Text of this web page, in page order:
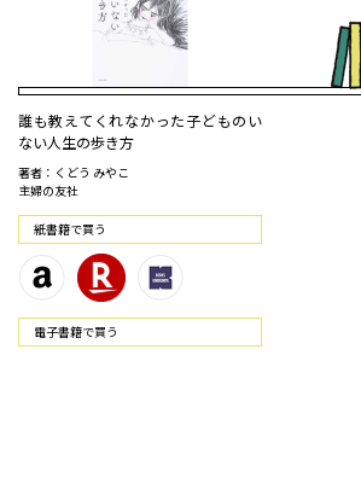
誰も教えてくれなかった子どものい
ない人生の歩き方
著者：くどう みやこ
主婦の友社
紙書籍で買う
電⼦書籍で買う